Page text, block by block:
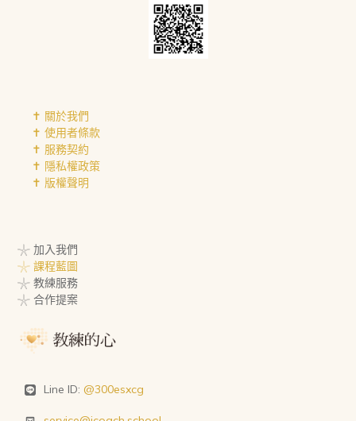
✝︎ 關於我們
✝︎ 使用者條款
✝︎ 服務契約
✝︎ 隱私權政策
✝︎ 版權聲明
𓇼 加入我們
𓇼 課程藍圖
𓇼 教練服務
𓇼 合作提案
Line ID: @300esxcg